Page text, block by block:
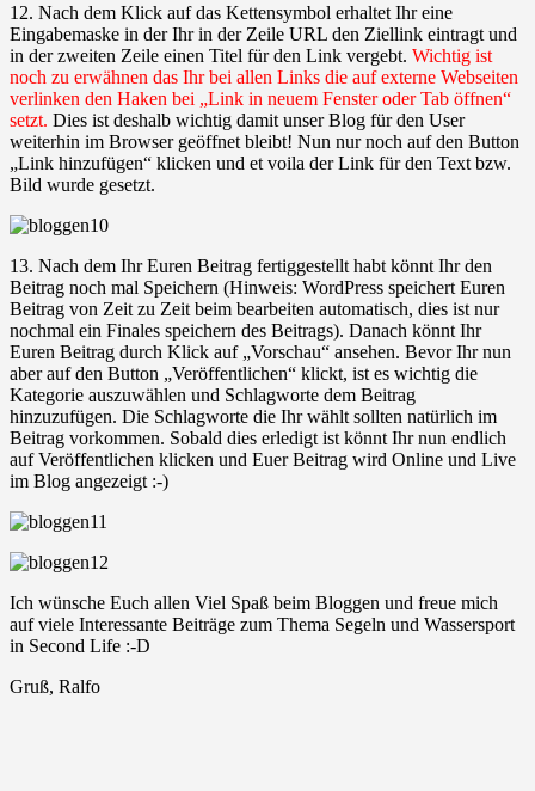
12. Nach dem Klick auf das Kettensymbol erhaltet Ihr eine
Eingabemaske in der Ihr in der Zeile URL den Ziellink eintragt und
in der zweiten Zeile einen Titel für den Link vergebt. Wichtig ist
noch zu erwähnen das Ihr bei allen Links die auf externe Webseiten
verlinken den Haken bei „Link in neuem Fenster oder Tab öffnen“
setzt. Dies ist deshalb wichtig damit unser Blog für den User
weiterhin im Browser geöffnet bleibt! Nun nur noch auf den Button
„Link hinzufügen“ klicken und et voila der Link für den Text bzw.
Bild wurde gesetzt.
13. Nach dem Ihr Euren Beitrag fertiggestellt habt könnt Ihr den
Beitrag noch mal Speichern (Hinweis: WordPress speichert Euren
Beitrag von Zeit zu Zeit beim bearbeiten automatisch, dies ist nur
nochmal ein Finales speichern des Beitrags). Danach könnt Ihr
Euren Beitrag durch Klick auf „Vorschau“ ansehen. Bevor Ihr nun
aber auf den Button „Veröffentlichen“ klickt, ist es wichtig die
Kategorie auszuwählen und Schlagworte dem Beitrag
hinzuzufügen. Die Schlagworte die Ihr wählt sollten natürlich im
Beitrag vorkommen. Sobald dies erledigt ist könnt Ihr nun endlich
auf Veröffentlichen klicken und Euer Beitrag wird Online und Live
im Blog angezeigt :-)
Ich wünsche Euch allen Viel Spaß beim Bloggen und freue mich
auf viele Interessante Beiträge zum Thema Segeln und Wassersport
in Second Life :-D
Gruß, Ralfo